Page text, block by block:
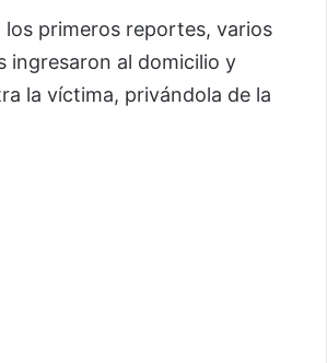
los primeros reportes, varios
ingresaron al domicilio y
la víctima, privándola de la